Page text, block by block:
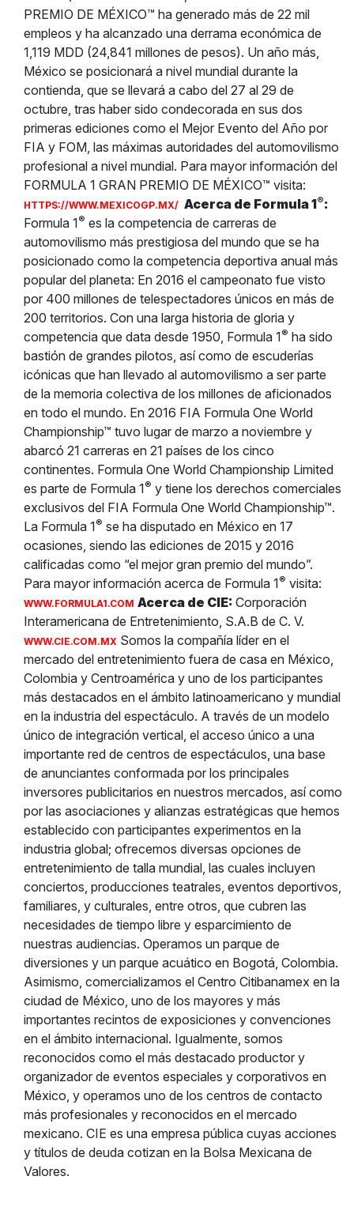
PREMIO DE MÉXICO™ ha generado más de 22 mil
empleos y ha alcanzado una derrama económica de
1,119 MDD (24,841 millones de pesos). Un año más,
México se posicionará a nivel mundial durante la
contienda, que se llevará a cabo del 27 al 29 de
octubre, tras haber sido condecorada en sus dos
primeras ediciones como el Mejor Evento del Año por
FIA y FOM, las máximas autoridades del automovilismo
profesional a nivel mundial. Para mayor información del
FORMULA 1 GRAN PREMIO DE MÉXICO™ visita:
HTTPS://WWW.MEXICOGP.MX/ Acerca de Formula 1®:
Formula 1® es la competencia de carreras de
automovilismo más prestigiosa del mundo que se ha
posicionado como la competencia deportiva anual más
popular del planeta: En 2016 el campeonato fue visto
por 400 millones de telespectadores únicos en más de
200 territorios. Con una larga historia de gloria y
competencia que data desde 1950, Formula 1® ha sido
bastión de grandes pilotos, así como de escuderías
icónicas que han llevado al automovilismo a ser parte
de la memoria colectiva de los millones de aficionados
en todo el mundo. En 2016 FIA Formula One World
Championship™ tuvo lugar de marzo a noviembre y
abarcó 21 carreras en 21 países de los cinco
continentes. Formula One World Championship Limited
es parte de Formula 1® y tiene los derechos comerciales
exclusivos del FIA Formula One World Championship™.
La Formula 1® se ha disputado en México en 17
ocasiones, siendo las ediciones de 2015 y 2016
calificadas como “el mejor gran premio del mundo”.
Para mayor información acerca de Formula 1® visita:
WWW.FORMULA1.COM Acerca de CIE: Corporación
Interamericana de Entretenimiento, S.A.B de C. V.
WWW.CIE.COM.MX Somos la compañía líder en el
mercado del entretenimiento fuera de casa en México,
Colombia y Centroamérica y uno de los participantes
más destacados en el ámbito latinoamericano y mundial
en la industria del espectáculo. A través de un modelo
único de integración vertical, el acceso único a una
importante red de centros de espectáculos, una base
de anunciantes conformada por los principales
inversores publicitarios en nuestros mercados, así como
por las asociaciones y alianzas estratégicas que hemos
establecido con participantes experimentos en la
industria global; ofrecemos diversas opciones de
entretenimiento de talla mundial, las cuales incluyen
conciertos, producciones teatrales, eventos deportivos,
familiares, y culturales, entre otros, que cubren las
necesidades de tiempo libre y esparcimiento de
nuestras audiencias. Operamos un parque de
diversiones y un parque acuático en Bogotá, Colombia.
Asimismo, comercializamos el Centro Citibanamex en la
ciudad de México, uno de los mayores y más
importantes recintos de exposiciones y convenciones
en el ámbito internacional. Igualmente, somos
reconocidos como el más destacado productor y
organizador de eventos especiales y corporativos en
México, y operamos uno de los centros de contacto
más profesionales y reconocidos en el mercado
mexicano. CIE es una empresa pública cuyas acciones
y títulos de deuda cotizan en la Bolsa Mexicana de
Valores.